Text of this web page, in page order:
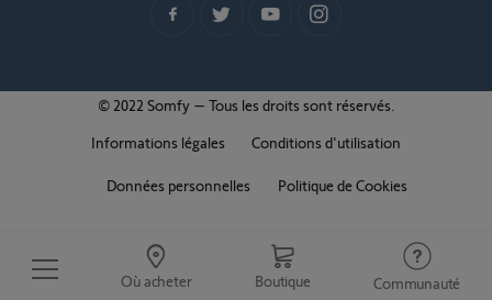
Où acheter Boutique Communauté
© 2022 Somfy – Tous les droits sont réservés.
Informations légales
Conditions d'utilisation
Données personnelles Politique de Cookies